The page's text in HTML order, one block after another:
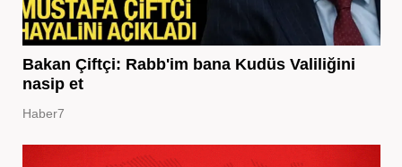
Bakan Çiftçi: Rabb'im bana Kudüs Valiliğini
nasip et
Haber7